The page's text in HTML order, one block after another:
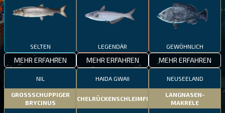
SELTEN
MEHR ERFAHREN
LEGENDÄR
MEHR ERFAHREN
GEWÖHNLICH
MEHR ERFAHREN
NIL
GROSSSCHUPPIGER
BRYCINUS
HAIDA GWAII
STACHELRÜCKENSCHLEIMFISCH
NEUSEELAND
LANGNASEN-
MAKRELE